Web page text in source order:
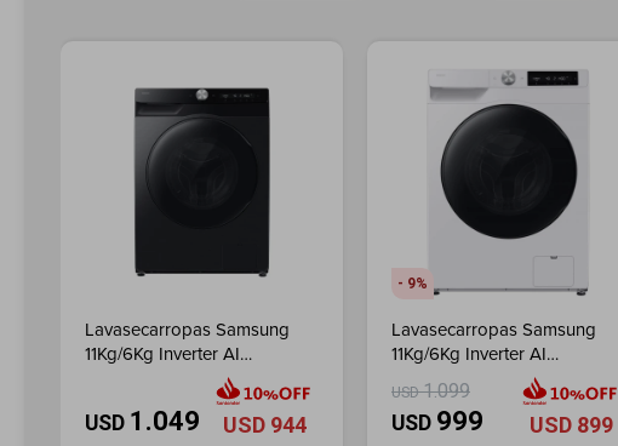
Lavasecarropas Samsung
11Kg/6Kg Inverter AI
USD 1.049 USD 944
9
Lavasecarropas Samsung
11Kg/6Kg Inverter AI
Ecobubble - White
USD 1.099
USD 999 USD 899